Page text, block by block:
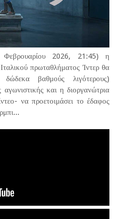
2026, 21:45) η
πρωταθλήματος Ίντερ θα
βαθμούς λιγότερους)
και η διοργανώτρια
να προετοιμάσει το έδαφος